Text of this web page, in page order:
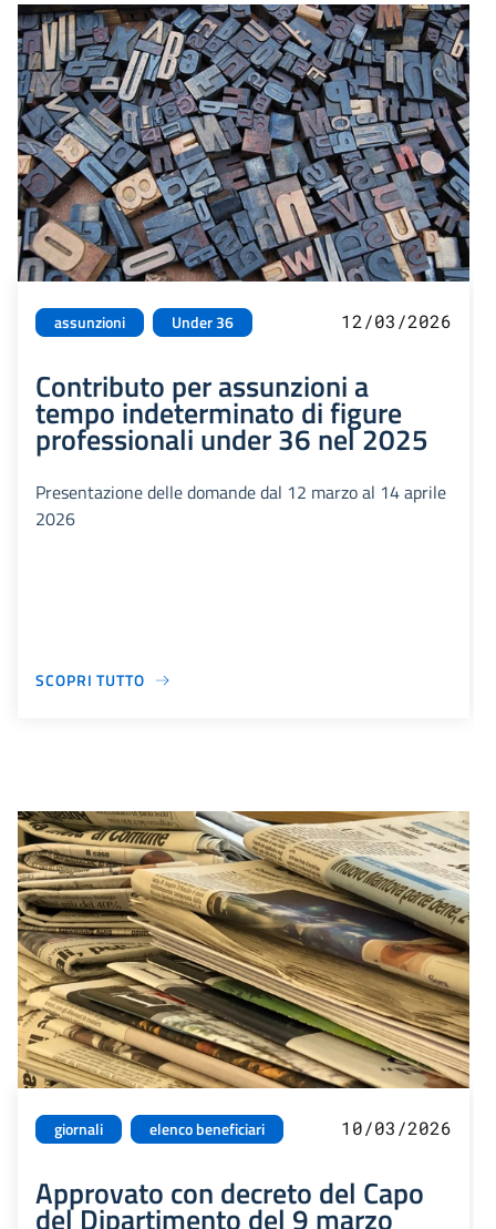
assunzioni Under 36 12/03/2026
Contributo per assunzioni a
tempo indeterminato di figure
professionali under 36 nel 2025
Presentazione delle domande dal 12 marzo al 14 aprile
2026
SCOPRI TUTTO
giornali elenco beneficiari 10/03/2026
Approvato con decreto del Capo
del Dipartimento del 9 marzo